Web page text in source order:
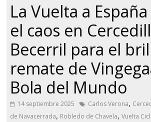
La Vuelta a
el caos en Cercedilla y
Becerril para el
remate de
Bola del Mundo
14 septiembre 2025 Carlos Verona,
de Navacerrada, Robledo de Chavela,Vuelta